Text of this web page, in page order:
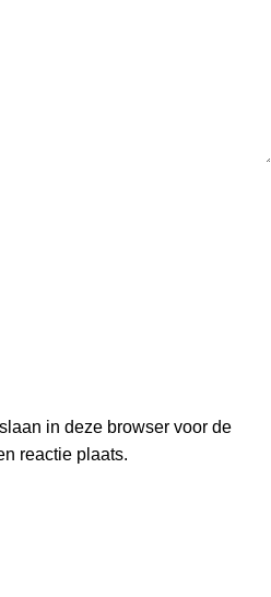
in deze browser voor de
reactie plaats.